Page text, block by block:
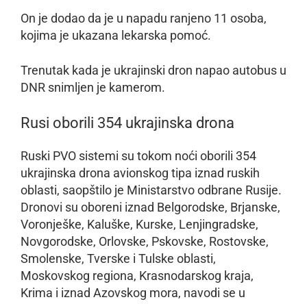
On je dodao da je u napadu ranjeno 11 osoba,
kojima je ukazana lekarska pomoć.
Trenutak kada je ukrajinski dron napao autobus u
DNR snimljen je kamerom.
Rusi oborili 354 ukrajinska drona
Ruski PVO sistemi su tokom noći oborili 354
ukrajinska drona avionskog tipa iznad ruskih
oblasti, saopštilo je Ministarstvo odbrane Rusije.
Dronovi su oboreni iznad Belgorodske, Brjanske,
Voronješke, Kaluške, Kurske, Lenjingradske,
Novgorodske, Orlovske, Pskovske, Rostovske,
Smolenske, Tverske i Tulske oblasti,
Moskovskog regiona, Krasnodarskog kraja,
Krima i iznad Azovskog mora, navodi se u